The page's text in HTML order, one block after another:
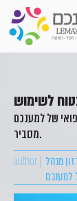
לשימוש
של למענכם
מסביר.
author | מנהל
למענכם